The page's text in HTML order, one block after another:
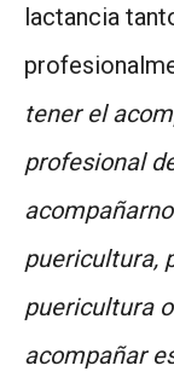
lactancia
tener el
profesional
puericultura,
puericultura
acompañar